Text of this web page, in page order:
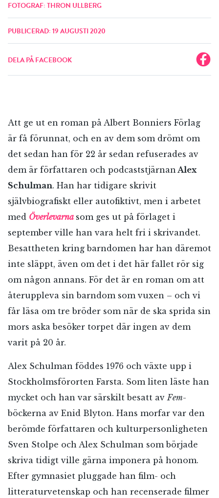
FOTOGRAF: THRON ULLBERG
PUBLICERAD: 19 AUGUSTI 2020
DELA PÅ FACEBOOK
Att ge ut en roman på Albert Bonniers Förlag
är få förunnat, och en av dem som drömt om
det sedan han för 22 år sedan refuserades av
dem är författaren och podcaststjärnan Alex
Schulman. Han har tidigare skrivit
självbiografiskt eller autofiktivt, men i arbetet
med Överlevarna som ges ut på förlaget i
september ville han vara helt fri i skrivandet.
Besattheten kring barndomen har han däremot
inte släppt, även om det i det här fallet rör sig
om någon annans. För det är en roman om att
återuppleva sin barndom som vuxen – och vi
får läsa om tre bröder som när de ska sprida sin
mors aska besöker torpet där ingen av dem
varit på 20 år.
Alex Schulman föddes 1976 och växte upp i
Stockholmsförorten Farsta. Som liten läste han
mycket och han var särskilt besatt avFem-
böckerna av Enid Blyton. Hans morfar var den
berömde författaren och kulturpersonligheten
Sven Stolpe och Alex Schulman som började
skriva tidigt ville gärna imponera på honom.
Efter gymnasiet pluggade han film- och
litteraturvetenskap och han recenserade filmer